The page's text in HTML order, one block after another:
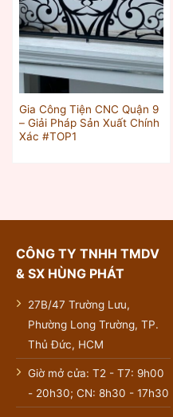
Gia Công Tiện CNC Quận 9
– Giải Pháp Sản Xuất Chính
Xác #TOP1
CÔNG TY TNHH TMDV
& SX HÙNG PHÁT
27B/47 Trường Lưu,
Phường Long Trường, TP.
Thủ Đức, HCM
Giờ mở cửa: T2 - T7: 9h00
- 20h30; CN: 8h30 - 17h30